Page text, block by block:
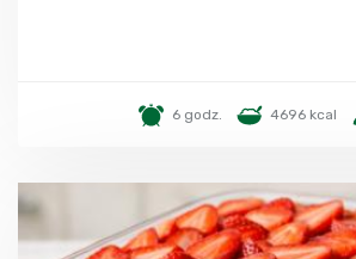
6 godz. 4696 kcal